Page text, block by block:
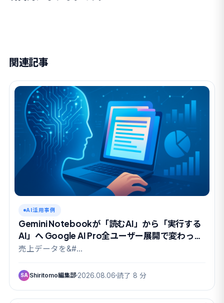
関連記事
AI活用事例
Gemini Notebookが「読むAI」から「実行する
AI」へ Google AI Pro全ユーザー展開で変わった
こと
売上データを&#…
SA Shiritomo編集部 2026.08.06 読了 8 分